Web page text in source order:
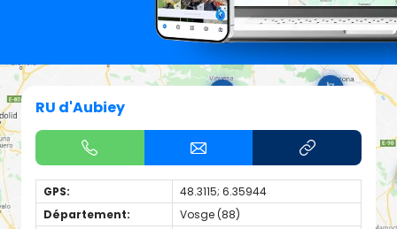
RU d'Aubiey
GPS:
48.3115; 6.35944
Département:
Vosge (88)